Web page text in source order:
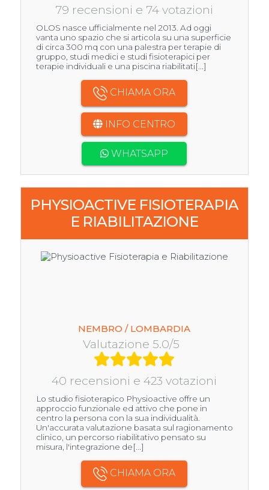
79 recensioni e 74 votazioni
OLOS nasce ufficialmente nel 2013. Ad oggi
vanta uno spazio che si articola su una superficie
di circa 300 mq con una palestra per terapie di
gruppo, studi medici e studi fisioterapici per
terapie individuali e una piscina riabilitati[...]
CHIAMA ORA
INFO CENTRO
WHATSAPP
PHYSIOACTIVE FISIOTERAPIA
E RIABILITAZIONE
NEMBRO / LOMBARDIA
Valutazione 5.0/5
40 recensioni e 423 votazioni
Lo studio fisioterapico Physioactive offre un
approccio funzionale ed attivo che pone in
centro la persona con la sua individualità.
Un'accurata valutazione basata sul ragionamento
clinico, un percorso riabilitativo pensato su
misura, l'integrazione de[...]
CHIAMA ORA